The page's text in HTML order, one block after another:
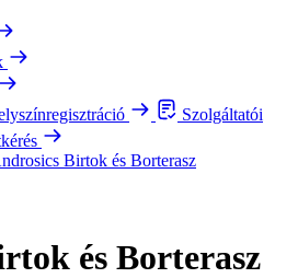
Szolgáltatói
Birtok és Borterasz
és Borterasz